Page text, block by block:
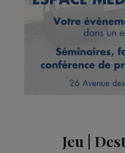
Jeu |